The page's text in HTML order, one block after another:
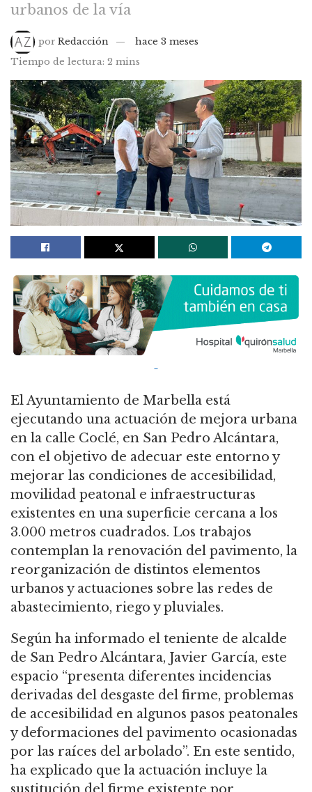
urbanos de la vía
por Redacción
hace 3 meses
Tiempo de lectura: 2 mins
El Ayuntamiento de Marbella está
ejecutando una actuación de mejora urbana
en la calle Coclé, en San Pedro Alcántara,
con el objetivo de adecuar este entorno y
mejorar las condiciones de accesibilidad,
movilidad peatonal e infraestructuras
existentes en una superficie cercana a los
3.000 metros cuadrados. Los trabajos
contemplan la renovación del pavimento, la
reorganización de distintos elementos
urbanos y actuaciones sobre las redes de
abastecimiento, riego y pluviales.
Según ha informado el teniente de alcalde
de San Pedro Alcántara, Javier García, este
espacio “presenta diferentes incidencias
derivadas del desgaste del firme, problemas
de accesibilidad en algunos pasos peatonales
y deformaciones del pavimento ocasionadas
por las raíces del arbolado”. En este sentido,
ha explicado que la actuación incluye la